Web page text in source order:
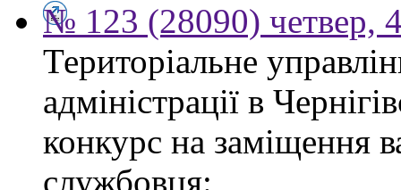
№ 123 (28090) четвер,
Територіальне
адміністрації в
конкурс на заміщення
службовця: